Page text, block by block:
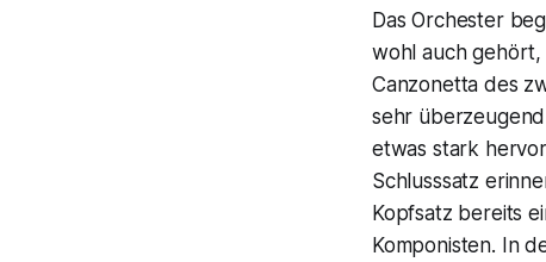
Das Orchester
wohl auch gehört,
Canzonetta des
sehr
etwas stark
Schlusssatz
Kopfsatz bereits
Komponisten. In